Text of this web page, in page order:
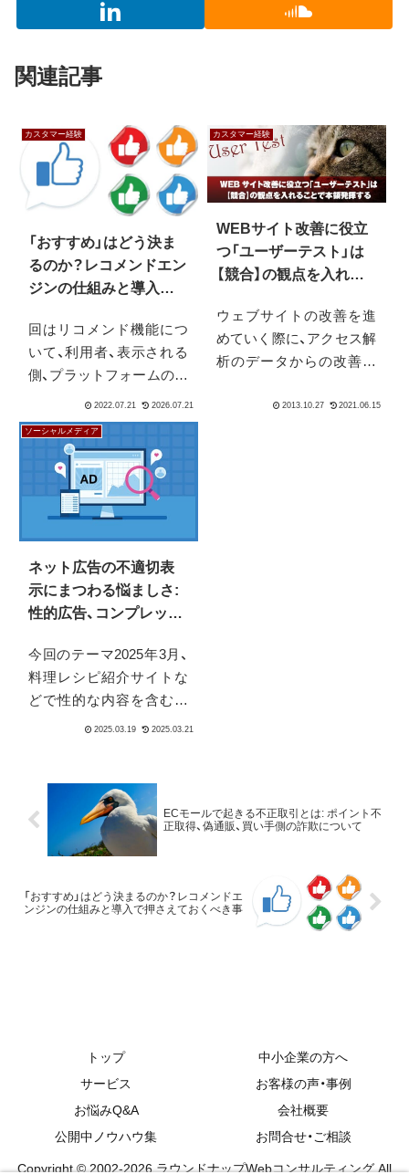
関連記事
カスタマー経験
「おすすめ」はどう決ま
るのか？レコメンドエン
ジンの仕組みと導入で
回はリコメンド機能につ
いて、利用者、表示される
側、プラットフォームの立
ポイント、代表的な仕組み
と、それぞれの立場に生じ
る影響をまとめていきま
カスタマー経験
WEBサイト改善に役立
つ「ユーザーテスト」は
【競合】の観点を入れる
ウェブサイトの改善を進
めていく際に、アクセス解
析のデータからの改善以
い手法の１つが「ユーザー
ソーシャルメディア
ネット広告の不適切表
示にまつわる悩ましさ:
性的広告、コンプレック
責任
今回のテーマ2025年3月、
料理レシピ紹介サイトな
どで性的な内容を含む広
告が表示され、問題になり
広告が意図せず表示され、
運営会社が対策を強化す
る方針を示したと報じま
した（ Internet A...
ECモールで起きる不正取引とは: ポイント不
正取得、偽通販、買い手側の詐欺について
「おすすめ」はどう決まるのか？レコメンドエ
ンジンの仕組みと導入で押さえておくべき事
トップ
中小企業の方へ
サービス
お客様の声・事例
お悩みQ&A
会社概要
公開中ノウハウ集
お問合せ・ご相談
Copyright © 2002-2026 ラウンドナップWebコンサルティング All